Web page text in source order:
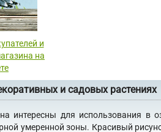
и садовых растениях
интересны для использования в
умеренной зоны. Красивый